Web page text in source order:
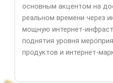
основным акцентом на
реальном времени через
мощную интернет-
поднятия уровня
продуктов и интернет-